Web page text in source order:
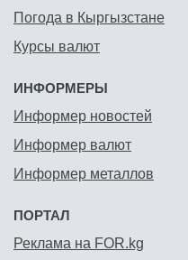
Погода в Кыргызстане
Курсы валют
ИНФОРМЕРЫ
Информер новостей
Информер валют
Информер металлов
ПОРТАЛ
Реклама на FOR.kg